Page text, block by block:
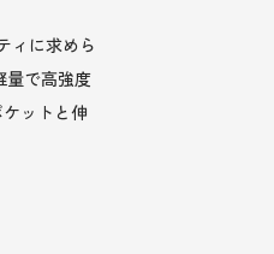
ィに求めら
量で高強度
ットと伸